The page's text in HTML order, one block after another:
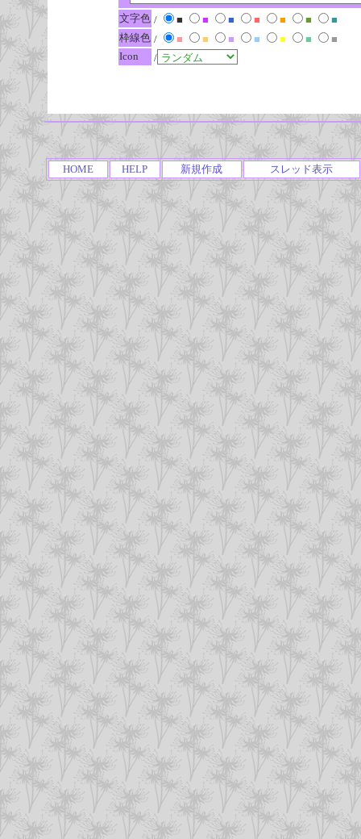
文字色 / ■ ■ ■ ■ ■ ■
■
枠線色 / ■ ■ ■ ■ ■ ■
■
Icon
/
HOME HELP 新規作成 スレッド表示